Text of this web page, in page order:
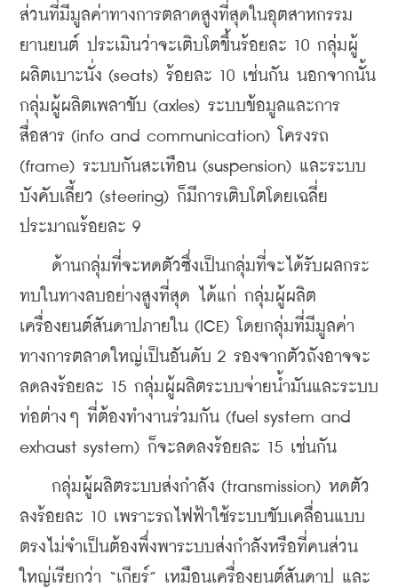
ส่วนที่มีมูลค่าทางการตลาดสูงที่สุดในอุตสาหกรรม
ยานยนต์ ประเมินว่าจะเติบโตขึ้นร้อยละ 10 กลุ่มผู้
ผลิตเบาะนั่ง (seats) ร้อยละ 10 เช่นกัน นอกจากนั้น
กลุ่มผู้ผลิตเพลาขับ (axles) ระบบข้อมูลและการ
สื่อสาร (info and communication) โครงรถ
(frame) ระบบกันสะเทือน (suspension) และระบบ
บังคับเลี้ยว (steering) ก็มีการเติบโตโดยเฉลี่ย
ประมาณร้อยละ 9
ด้านกลุ่มที่จะหดตัวซึ่งเป็นกลุ่มที่จะได้รับผลกระ
ทบในทางลบอย่างสูงที่สุด ได้แก่ กลุ่มผู้ผลิต
เครื่องยนต์สันดาปภายใน (ICE) โดยกลุ่มที่มีมูลค่า
ทางการตลาดใหญ่เป็นอันดับ 2 รองจากตัวถังอาจจะ
ลดลงร้อยละ 15 กลุ่มผู้ผลิตระบบจ่ายน้ำมันและระบบ
ท่อต่างๆ ที่ต้องทำงานร่วมกัน (fuel system and
exhaust system) ก็จะลดลงร้อยละ 15 เช่นกัน
กลุ่มผู้ผลิตระบบส่งกำลัง (transmission) หดตัว
ลงร้อยละ 10 เพราะรถไฟฟ้าใช้ระบบขับเคลื่อนแบบ
ตรงไม่จำเป็นต้องพึ่งพาระบบส่งกำลังหรือที่คนส่วน
ใหญ่เรียกว่า “เกียร์” เหมือนเครื่องยนต์สันดาป และ